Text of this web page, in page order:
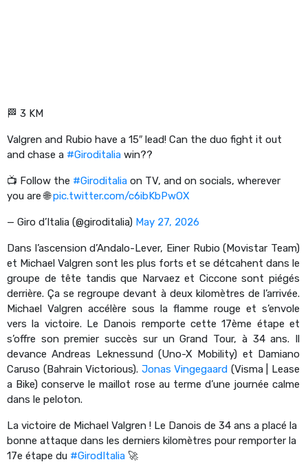
🏁 3 KM
Valgren and Rubio have a 15″ lead! Can the duo fight it out
and chase a #Giroditalia win??
📺 Follow the #Giroditalia on TV, and on socials, wherever
you are 🌐pic.twitter.com/c6ibKbPwOX
— Giro d’Italia (@giroditalia) May 27, 2026
Dans l’ascension d’Andalo-Lever, Einer Rubio (Movistar Team)
et Michael Valgren sont les plus forts et se détcahent dans le
groupe de tête tandis que Narvaez et Ciccone sont piégés
derrière. Ça se regroupe devant à deux kilomètres de l’arrivée.
Michael Valgren accélère sous la flamme rouge et s’envole
vers la victoire. Le Danois remporte cette 17ème étape et
s’offre son premier succès sur un Grand Tour, à 34 ans. Il
devance Andreas Leknessund (Uno-X Mobility) et Damiano
Caruso (Bahrain Victorious). Jonas Vingegaard (Visma | Lease
a Bike) conserve le maillot rose au terme d’une journée calme
dans le peloton.
La victoire de Michael Valgren ! Le Danois de 34 ans a placé la
bonne attaque dans les derniers kilomètres pour remporter la
17e étape du #GirodItalia 🚀